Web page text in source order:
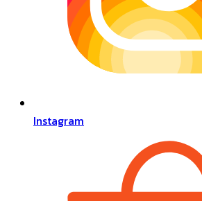
Instagram